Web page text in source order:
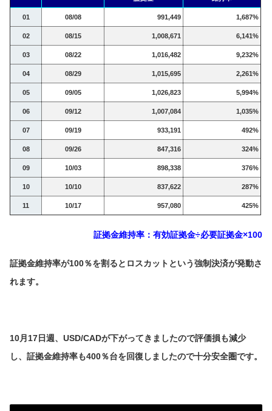
01 08/08 991,449 1,687%
02 08/15 1,008,671 6,141%
03 08/22 1,016,482 9,232%
04 08/29 1,015,695 2,261%
05 09/05 1,026,823 5,994%
06 09/12 1,007,084 1,035%
07 09/19 933,191 492%
08 09/26 847,316 324%
09 10/03 898,338 376%
10 10/10 837,622 287%
11 10/17 957,080 425%
証拠金維持率：有効証拠金÷必要証拠金×100
証拠金維持率が100％を割るとロスカットという強制決済が発動さ
れます。
10月17日週、USD/CADが下がってきましたので評価損も減少
し、証拠金維持率も400％台を回復しましたので十分安全圏です。